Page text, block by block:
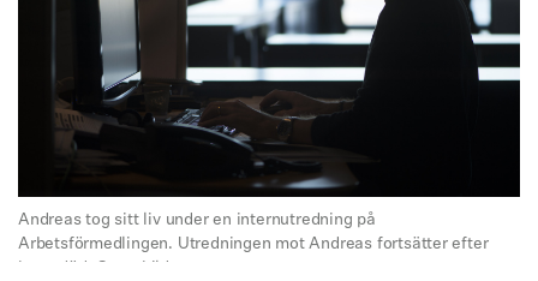
Andreas tog sitt liv under en internutredning på
Arbetsförmedlingen. Utredningen mot Andreas fortsätter efter